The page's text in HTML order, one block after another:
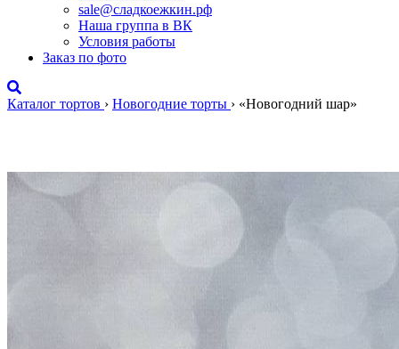
sale@сладкоежкин.рф
Наша группа в ВК
Условия работы
Заказ по фото
Каталог тортов › Новогодние торты › «Новогодний шар»